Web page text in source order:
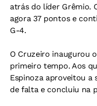
atrás do líder Grêmio.
agora 37 pontos e
G-4.
O Cruzeiro inaugurou
primeiro tempo. Aos
Espinoza aproveitou a
de falta e concluiu na